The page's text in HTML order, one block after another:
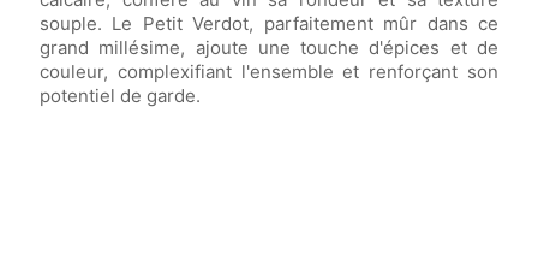
souple. Le Petit Verdot, parfaitement mûr dans ce
grand millésime, ajoute une touche d'épices et de
couleur, complexifiant l'ensemble et renforçant son
potentiel de garde.